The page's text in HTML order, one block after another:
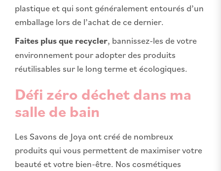
plastique et qui sont généralement entourés d’un
emballage lors de l’achat de ce dernier.
Faites plus que recycler, bannissez-les de votre
environnement pour adopter des produits
réutilisables sur le long terme et écologiques.
Défi zéro déchet dans ma
salle de bain
Les Savons de Joya ont créé de nombreux
produits qui vous permettent de maximiser votre
beauté et votre bien-être. Nos cosmétiques